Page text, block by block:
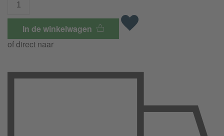
In de winkelwagen
of direct naar